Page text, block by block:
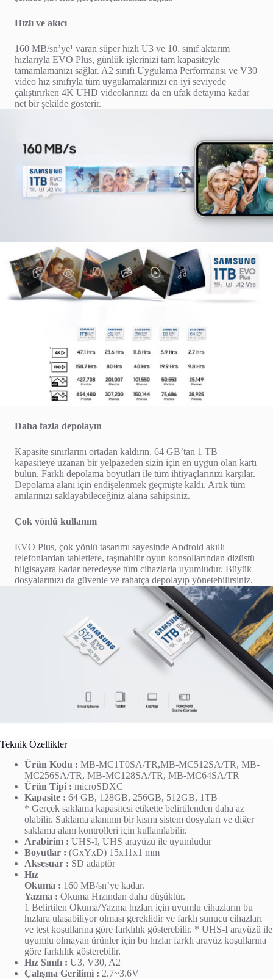
Hızlı ve akıcı
160 MB/sn’ye¹ varan süper hızlı U3 ve 10. sınıf aktarım
hızlarıyla EVO Plus, günlük işlerinizi tam kapasiteyle
tamamlamanızı sağlar. A2 sınıfı Uygulama Performansı ve V30
video hız sınıfıyla tüm uygulamalarınızı en iyi seviyede
çalıştırırken 4K UHD videolarınızı da en ufak detayına kadar
net bir şekilde gösterir.
Daha fazla depolayın
Kapasite sınırlarını ortadan kaldırın. 64 GB’tan 1 TB
kapasiteye uzanan bir yelpazeden sizin için en uygun olan kartı
bulun. Farklı depolama boyutları ile tüm ihtiyaçlarınızı karşılar.
Depolama alanı için endişelenmek geçmişte kaldı. Artık tüm
anılarınızı saklayabileceğiniz alana sahipsiniz.
Çok yönlü kullanım
EVO Plus, çok yönlü tasarımı sayesinde Android akıllı
telefonlardan tabletlere, taşınabilir oyun konsollarından dizüstü
bilgisayara kadar neredeyse tüm cihazlarla uyumludur. Büyük
dosyalarınızı da güvenle ve rahatça depolayıp yönetebilirsiniz.
Teknik Özellikler
Ürün Kodu : MB-MC1T0SA/TR,MB-MC512SA/TR, MB-
MC256SA/TR, MB-MC128SA/TR, MB-MC64SA/TR
Ürün Tipi : microSDXC
Kapasite : 64 GB, 128GB, 256GB, 512GB, 1TB
* Gerçek saklama kapasitesi etikette belirtilenden daha az
olabilir. Saklama alanının bir kısmı sistem dosyaları ve diğer
saklama alanı kontrolleri için kullanılabilir.
Arabirim : UHS-I, UHS arayüzü ile uyumludur
Boyutlar : (GxYxD) 15x11x1 mm
Aksesuar : SD adaptör
Hız
Okuma : 160 MB/sn’ye kadar.
Yazma : Okuma Hızından daha düşüktür.
1 Belirtilen Okuma/Yazma hızları için uyumlu cihazların bu
hızlara ulaşabiliyor olması gereklidir ve farklı sunucu cihazları
ve test koşullarına göre farklılık gösterebilir. * UHS-I arayüzü ile
uyumlu olmayan ürünler için bu hızlar farklı arayüz koşullarına
göre farklılık gösterebilir.
Hız Sınıfı : U3, V30, A2
Çalışma Gerilimi : 2.7~3.6V